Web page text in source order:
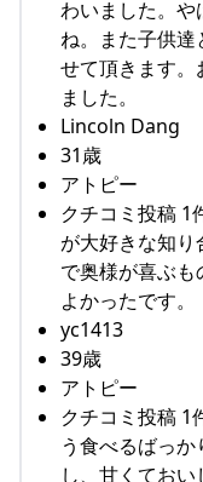
わいました。や
ね。また子供達
せて頂きます。
ました。
Lincoln Dang
31歳
アトピー
クチコミ投稿
が大好きな知
で奥様が喜ぶも
よかったです。
yc1413
39歳
アトピー
クチコミ投稿
う食べるばっ
し、甘くてお